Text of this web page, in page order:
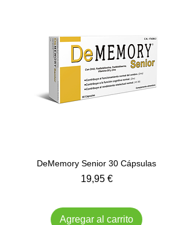
DeMemory Senior 30 Cápsulas
Precio
19,95 €
Agregar al carrito